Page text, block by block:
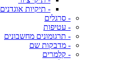
- תיקיות
- סרגלים
- עטיפות
- תרגומונים מחשבונים
- מדבקות שם
- קלמרים